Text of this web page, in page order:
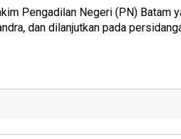
Pengadilan Negeri (PN) Batam
dan dilanjutkan pada